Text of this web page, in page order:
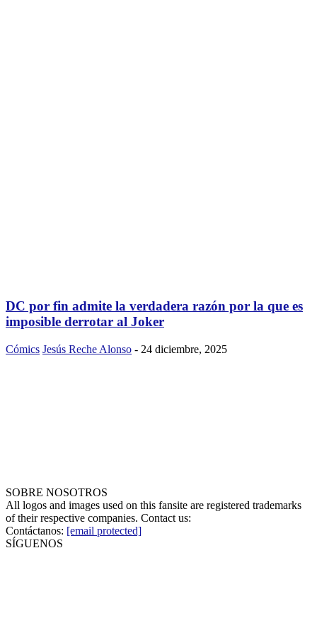
DC por fin admite la verdadera razón por la que es
imposible derrotar al Joker
Cómics Jesús Reche Alonso - 24 diciembre, 2025
SOBRE NOSOTROS
All logos and images used on this fansite are registered trademarks
of their respective companies. Contact us:
Contáctanos: [email protected]
SÍGUENOS